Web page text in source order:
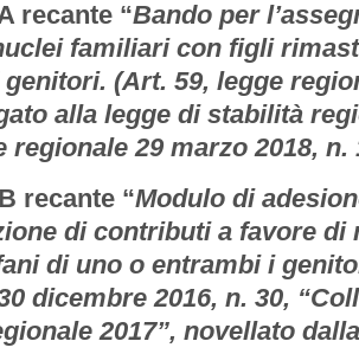
recante “Bando per
familiari con figli
(Art. 59, legge
alla legge di stabilità
regionale 29 marzo 2018, n.
recante “Modulo di
di contributi a favore
di uno o entrambi i
dicembre 2016, n. 30,
2017”, novellato